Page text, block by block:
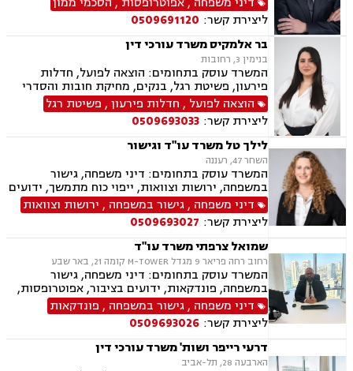
ניכור הורי, ירושות וצוואות, ייפוי כוח מתמשך.
ליצירת קשר: 0509691120
בר אלמקיס משרד עורכי דין
בנימין 3, רחובות
המשרד עוסק בתחומים: הוצאה לפועל, חדלות
פירעון, פשיטת רגל, בנקים, מחיקת חובות והסדרי
חוב, דיני משפחה, גישור במשפחה, ידועים בציבור,
הסכמי ממון, מזונות, משמורת, גירושין, חלוקת רכוש,
זמני שהות, ניכור הורי
הוצאה לפועל , חדלות פירעון, פשיטת רגל
ליצירת קשר: 0509693033
לילך טל משרד עו"ד וגישור
השחר 47, רעננה
המשרד עוסק בתחומים: דיני משפחה, גישור
במשפחה, ירושות וצוואות, ייפוי כוח מתמשך, ידועים
בציבור, אפוטרופסות, הסכמי ממון, מזונות, משמורת,
גירושין, הורות חד מינית, נישואים אזרחיים, ידועים
בציבור, חלוקת רכוש, מעמד אישי, תיאום הורי, זמני
שהות, עסקאות מתנה, גישור ובוררויות, גישור עסקי,
דיני חברות, סכסוך בין בעלי מניות, דיני צרכנות
ותיירות, משפט אזרחי, סכסוך שכנים.
דיני משפחה ,גישור במשפחה , ירושות וצוואות
ליצירת קשר: 0509693027
שמואל צרפתי משרד עו"ד
רחוב רחה פריאר 9 מגדל M-TOWER קומה 21, באר שבע
המשרד עוסק בתחומים: דיני משפחה, גישור
במשפחה, פונדקאות, ידועים בציבור, אפוטרופסות,
הסכמי ממון, אבהות, מזונות, משמורת, גירושין,
הורות חד מינית, נישואים אזרחיים, חוק הנוער,
אימוץ, חלוקת רכוש, מעמד אישי, תיאום הורי, חטיפת
ילדים, זמני שהות (החזקת ילדים), אומנה, ניכור הורי,
עסקאות מתנה, פלילי, הטרדה מינית, עבירות מין,
דיני משפחה ,גישור במשפחה , פונדקאות
ליצירת קשר: 0509693026
דרעי רייפר ושות' משרד עורכי דין
הארבעה 28, תל-אביב